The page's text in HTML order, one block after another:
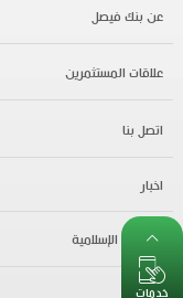
عن بنك فيصل
علاقات المستثمرين
اتصل بنا
اخبار
الصيرفة الإسلامية
خدمات